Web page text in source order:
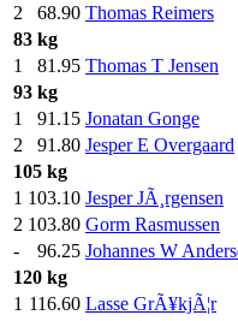
2
68.90 Thomas Reimers
83 kg
1
81.95 Thomas T Jensen
93 kg
1
91.15 Jonatan Gonge
2
91.80 Jesper E Overgaard
105 kg
1 103.10 Jesper JÃ¸rgensen
2 103.80 Gorm Rasmussen
-
96.25 Johannes W
120 kg
1 116.60 Lasse GrÃ¥kjÃ¦r